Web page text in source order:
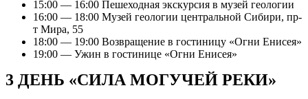
15:00 — 16:00 Пешеходная экскурсия в музей геологии
16:00 — 18:00 Музей геологии центральной Сибири, пр-
т Мира, 55
18:00 — 19:00 Возвращение в гостиницу «Огни Енисея»
19:00 — Ужин в гостинице «Огни Енисея»
3 ДЕНЬ «СИЛА МОГУЧЕЙ РЕКИ»